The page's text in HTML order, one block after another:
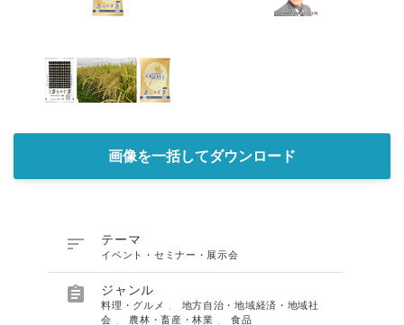
画像を一括してダウンロード
 テーマ
イベント・セミナー・展示会
 ジャンル
料理・グルメ
地方自治・地域経済・地域社
会
農林・畜産・林業 食品